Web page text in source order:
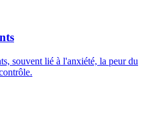
souvent lié à l'anxiété, la peur du